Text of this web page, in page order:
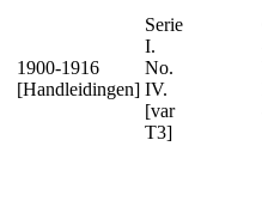
1900-1916
[Handleidingen]
Serie
I.
No.
IV.
[var
T3]